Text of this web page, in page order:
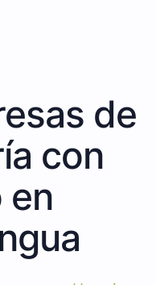
de
con
en